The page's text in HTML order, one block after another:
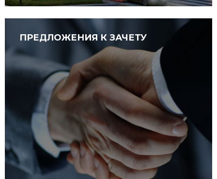
ПРЕДЛОЖЕНИЯ К ЗАЧЕТУ